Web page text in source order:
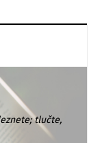
tlučte,